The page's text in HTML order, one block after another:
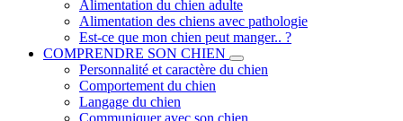
Alimentation du chien adulte
Alimentation des chiens avec pathologie
Est-ce que mon chien peut manger.. ?
COMPRENDRE SON CHIEN
Personnalité et caractère du chien
Comportement du chien
Langage du chien
Communiquer avec son chien